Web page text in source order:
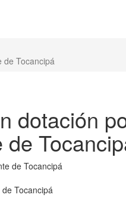
de Tocancipá
dotación
Tocancipá